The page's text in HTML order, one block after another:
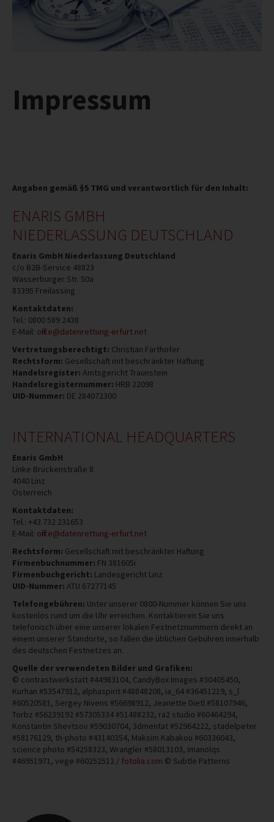
REFERENZEN
DATENSCHUTZ
STANDORTE
Impressum
Angaben gemäß §5 TMG und verantwortlich für den Inhalt:
ENARIS GMBH
NIEDERLASSUNG DEUTSCHLAND
Enaris GmbH Niederlassung Deutschland
c/o B2B-Service 48823
Wasserburger Str. 50a
83395 Freilassing
Kontaktdaten:
Tel.: 0800 589 2438
E-Mail: office@datenrettung-erfurt.net
Vertretungsberechtigt: Christian Farthofer
Rechtsform: Gesellschaft mit beschränkter Haftung
Handelsregister: Amtsgericht Traunstein
Handelsregisternummer: HRB 22098
UID-Nummer: DE 284072300
INTERNATIONAL HEADQUARTERS
Enaris GmbH
Linke Brückenstraße 8
4040 Linz
Österreich
Kontaktdaten:
Tel.: +43 732 231653
E-Mail: office@datenrettung-erfurt.net
Rechtsform: Gesellschaft mit beschränkter Haftung
Firmenbuchnummer: FN 381605i
Firmenbuchgericht: Landesgericht Linz
UID-Nummer: ATU 67277145
Telefongebühren: Unter unserer 0800-Nummer können Sie uns
kostenlos rund um die Uhr erreichen. Kontaktieren Sie uns
telefonisch über eine unserer lokalen Festnetznummern direkt an
einem unserer Standorte, so fallen die üblichen Gebühren innerhalb
des deutschen Festnetzes an.
Quelle der verwendeten Bilder und Grafiken:
© contrastwerkstatt #44983104, CandyBox Images #30405450,
Kurhan #53547912, alphaspirit #48848208, ia_64 #36451219, s_l
#60520581, Sergey Nivens #56698912, Jeanette Dietl #58107946,
Torbz #56239192 #57305334 #51488232, ra2 studio #60464294,
Konstantin Shevtsov #59030704, 3dmentat #52964222, stadelpeter
#58176129, th-photo #43140354, Maksim Kabakou #60336043,
science photo #54258323, Wrangler #58013103, imanolqs
#46951971, vege #60252512 / fotolia.com © Subtle Patterns